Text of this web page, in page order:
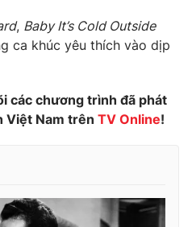
báo điện tử số 483/GP-BTTTT
- 024.38 355 932
, Baby It’s Cold Outside
ca khúc yêu thích vào dịp
các chương trình đã phát
Việt Nam trên TV Online!